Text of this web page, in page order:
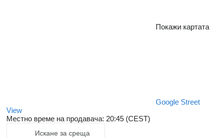
Покажи картата
Google Street
View
Местно време на продавача: 20:45 (CEST)
Искане за среща